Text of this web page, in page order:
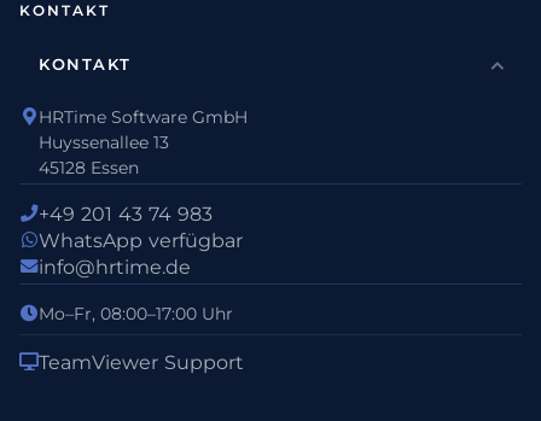
KONTAKT
KONTAKT
HRTime Software GmbH
Huyssenallee 13
45128 Essen
+49 201 43 74 983
WhatsApp verfügbar
info@hrtime.de
Mo–Fr, 08:00–17:00 Uhr
TeamViewer Support